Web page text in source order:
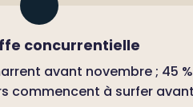
concurrentielle
avant novembre ; 45 %
commencent à surfer